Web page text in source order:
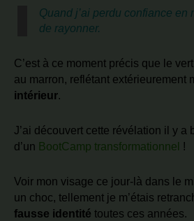
Quand j’ai perdu confiance en
de rayonner.
C’est à ce moment précis que le
au marron, reflétant extérieurement
intérieur.
J’ai découvert cette révélation il y a
d’un BootCamp transformationnel !
Voir mon visage ce jour-là dans le
un choc, tellement je m’étais
fausse identité toutes ces années.